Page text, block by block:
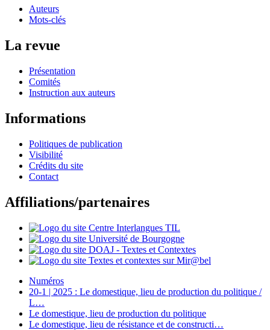
Auteurs
Mots-clés
La revue
Présentation
Comités
Instruction aux auteurs
Informations
Politiques de publication
Visibilité
Crédits du site
Contact
Affiliations/partenaires
Numéros
20-1 | 2025 : Le domestique, lieu de production du politique /
L…
Le domestique, lieu de production du politique
Le domestique, lieu de résistance et de constructi…